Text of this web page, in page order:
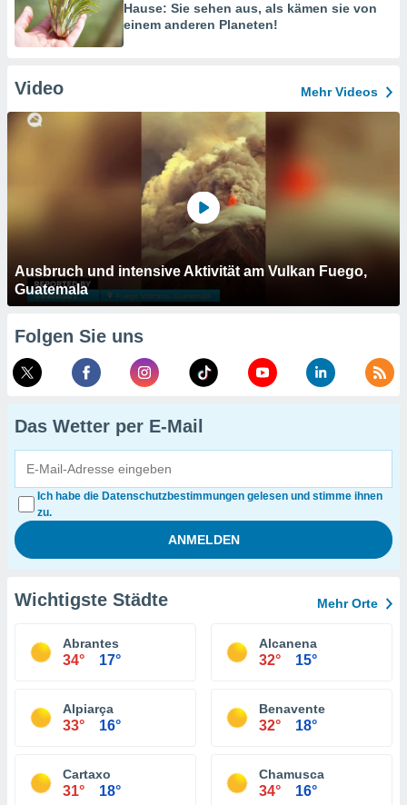
Hause: Sie sehen aus, als kämen sie von
einem anderen Planeten!
Video Mehr Videos
Ausbruch und intensive Aktivität am Vulkan Fuego,
Guatemala
Folgen Sie uns
Das Wetter per E-Mail
Ich habe die Datenschutzbestimmungen gelesen und stimme ihnen
zu.
Wichtigste Städte Mehr Orte
Abrantes
34° 17°
Alcanena
32° 15°
Alpiarça
33° 16°
Benavente
32° 18°
Cartaxo
31° 18°
Chamusca
34° 16°